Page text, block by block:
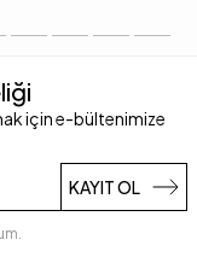
için e-bültenimize
KAYIT OL